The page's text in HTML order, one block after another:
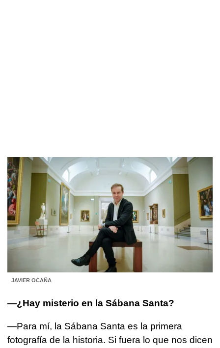
JAVIER OCAÑA
—¿Hay misterio en la Sábana Santa?
—Para mí, la Sábana Santa es la primera
fotografía de la historia. Si fuera lo que nos dicen